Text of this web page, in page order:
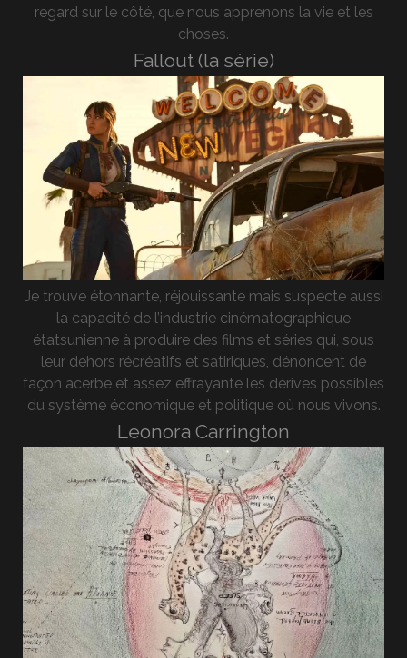
regard sur le côté, que nous apprenons la vie et les
choses.
Fallout (la série)
Je trouve étonnante, réjouissante mais suspecte aussi
la capacité de l’industrie cinématographique
étatsunienne à produire des films et séries qui, sous
leur dehors récréatifs et satiriques, dénoncent de
façon acerbe et assez effrayante les dérives possibles
du système économique et politique où nous vivons.
Leonora Carrington